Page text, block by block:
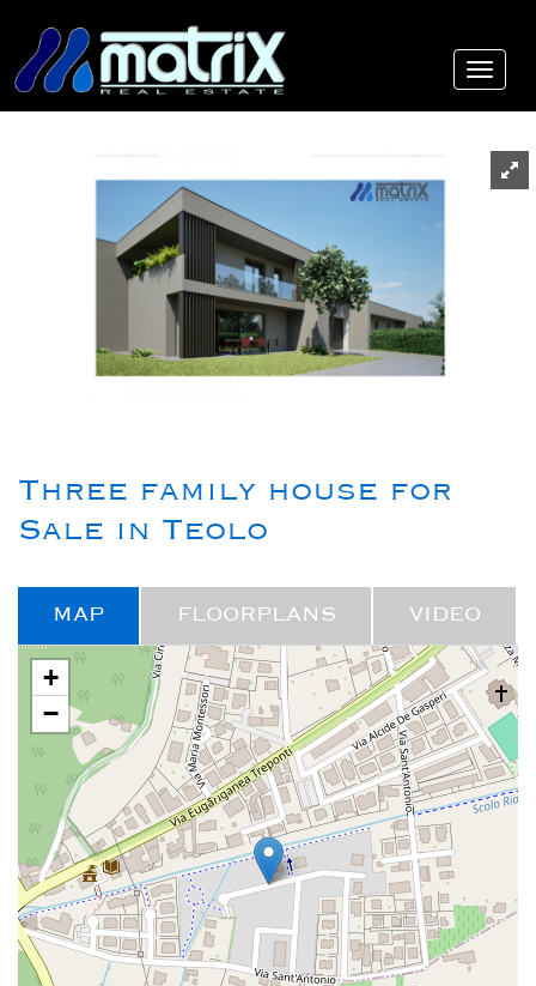
Three family house for
Sale in Teolo
MAP FLOORPLANS VIDEO
+
−